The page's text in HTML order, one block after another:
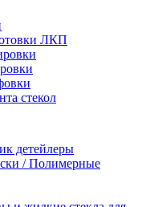
ЛКП
стекол
детейлеры
/ Полимерные